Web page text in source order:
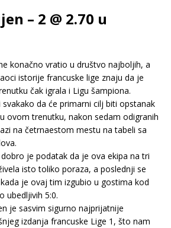
– 2 @ 2.70 u
konačno vratio u društvo najboljih, a
istorije francuske lige znaju da je
čak igrala i Ligu šampiona.
da će primarni cilj biti opstanak
ovom trenutku, nakon sedam odigranih
na četrnaestom mestu na tabeli sa
je podatak da je ova ekipa na tri
isto toliko poraza, a poslednji se
je ovaj tim izgubio u gostima kod
ubedljivih 5:0.
je sasvim sigurno najprijatnije
izdanja francuske Lige 1, što nam